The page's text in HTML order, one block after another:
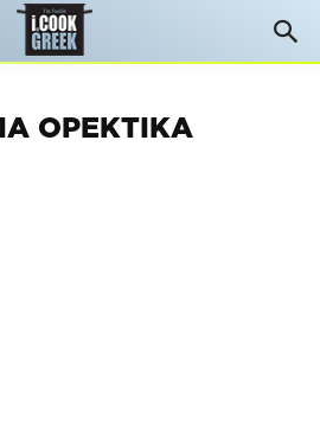
ΟΡΕΚΤΙΚΆ